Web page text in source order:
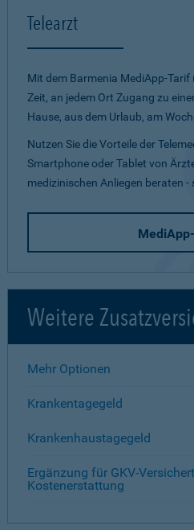
Telearzt
Mit dem Barmenia MediApp-Tarif
Zeit, an jedem Ort Zugang zu
Hause, aus dem Urlaub, am
Nutzen Sie die Vorteile der
Smartphone oder Tablet von
medizinischen Anliegen beraten
Weitere
Mehr Optionen
Krankentagegeld
Krankenhaustagegeld
Ergänzung für GKV-
Kostenerstattung